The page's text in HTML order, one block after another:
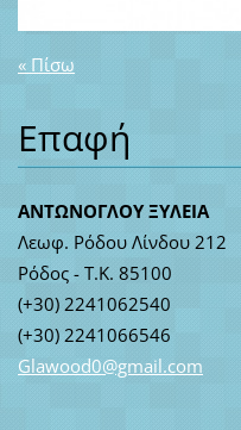
« Πίσω
Επαφή
ΑΝΤΩΝΟΓΛΟΥ ΞΥΛΕΙΑ
Λεωφ. Ρόδου Λίνδου 212
Ρόδος - Τ.Κ. 85100
(+30) 2241062540
(+30) 2241066546
Glawood0@gmail.com